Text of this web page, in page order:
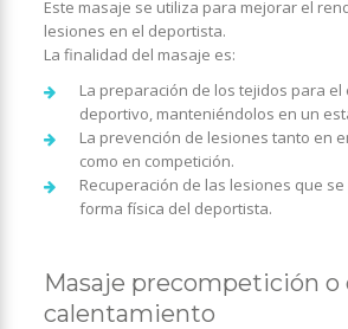
Este masaje se utiliza para mejorar el
lesiones en el deportista.
La finalidad del masaje es:
La preparación de los tejidos para
deportivo, manteniéndolos en un
La prevención de lesiones tanto en
como en competición.
Recuperación de las lesiones que
forma física del deportista.
Masaje precompetición o
calentamiento